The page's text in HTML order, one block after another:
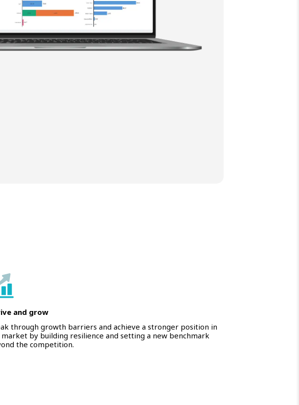
and grow
through growth barriers and achieve a stronger position in
by building resilience and setting a new benchmark
the competition.